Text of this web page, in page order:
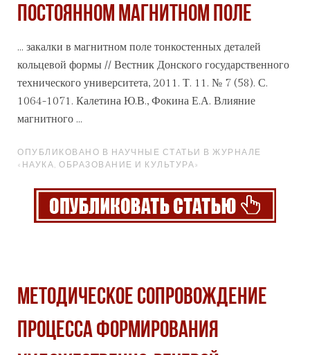
ПОСТОЯННОМ МАГНИТНОМ ПОЛЕ
... закалки в магнитном поле тонкостенных деталей
кольцевой формы // Вестник Донского государственного
технического университета, 2011. Т. 11. № 7 (58). С.
1064-1071. Калетина Ю.В., Фокина Е.А. Влияние
магнитного ...
ОПУБЛИКОВАНО В НАУЧНЫЕ СТАТЬИ В ЖУРНАЛЕ
«НАУКА, ОБРАЗОВАНИЕ И КУЛЬТУРА»
МЕТОДИЧЕСКОЕ СОПРОВОЖДЕНИЕ
ПРОЦЕССА ФОРМИРОВАНИЯ